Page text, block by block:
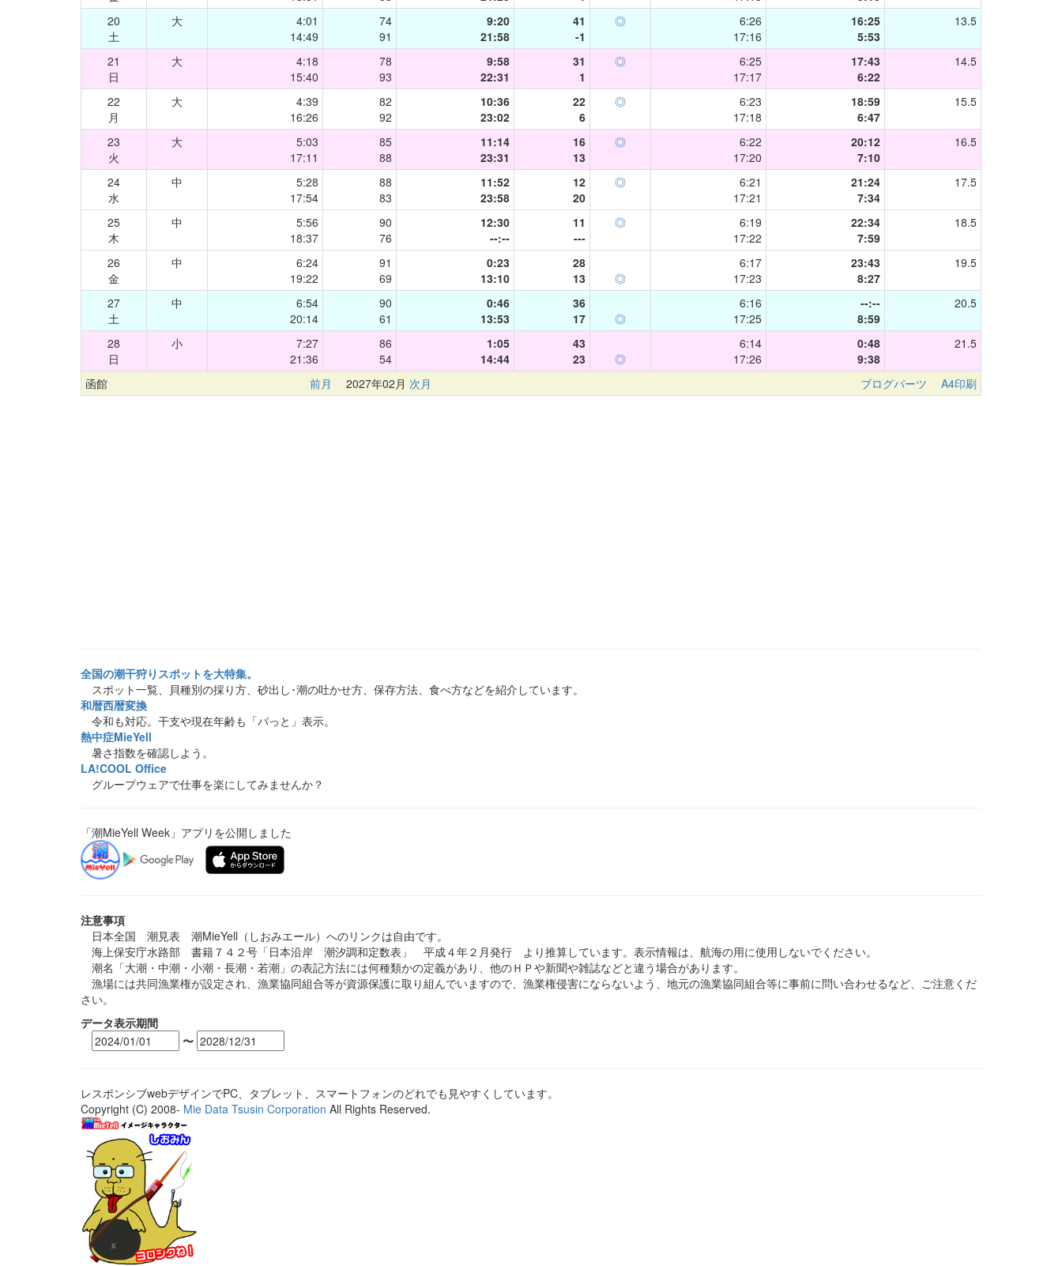
20
土
大
4:01
14:49
74
91
9:20
21:58
41
-1
◎
6:26
17:16
16:25
5:53
13.5
21
日
大
4:18
15:40
78
93
9:58
22:31
31
1
◎
6:25
17:17
17:43
6:22
14.5
22
月
大
4:39
16:26
82
92
10:36
23:02
22
6
◎
6:23
17:18
18:59
6:47
15.5
23
火
大
5:03
17:11
85
88
11:14
23:31
16
13
◎
6:22
17:20
20:12
7:10
16.5
24
水
中
5:28
17:54
88
83
11:52
23:58
12
20
◎
6:21
17:21
21:24
7:34
17.5
25
木
中
5:56
18:37
90
76
12:30
--:--
11
---
◎
6:19
17:22
22:34
7:59
18.5
26
金
中
6:24
19:22
91
69
0:23
13:10
28
13
◎
6:17
17:23
23:43
8:27
19.5
27
土
中
6:54
20:14
90
61
0:46
13:53
36
17
◎
6:16
17:25
--:--
8:59
20.5
28
日
小
7:27
21:36
86
54
1:05
14:44
43
23
◎
6:14
17:26
0:48
9:38
21.5
函館 前月 2027年02月 次月 ブログパーツ A4印刷
全国の潮干狩りスポットを大特集。
スポット一覧、貝種別の採り方、砂出し･潮の吐かせ方、保存方法、食べ方などを紹介しています。
和暦西暦変換
令和も対応。干支や現在年齢も「パっと」表示。
熱中症MieYell
暑さ指数を確認しよう。
LA!COOL Office
グループウェアで仕事を楽にしてみませんか？
「潮MieYell Week」アプリを公開しました
注意事項
日本全国 潮見表 潮MieYell（しおみエール）へのリンクは自由です。
海上保安庁水路部 書籍７４２号「日本沿岸 潮汐調和定数表」 平成４年２月発行 より推算しています。表示情報は、航海の用に使用しないでください。
潮名「大潮・中潮・小潮・長潮・若潮」の表記方法には何種類かの定義があり、他のＨＰや新聞や雑誌などと違う場合があります。
漁場には共同漁業権が設定され、漁業協同組合等が資源保護に取り組んでいますので、漁業権侵害にならないよう、地元の漁業協同組合等に事前に問い合わせるなど、ご注意くだ
さい。
データ表示期間
〜
レスポンシブwebデザインでPC、タブレット、スマートフォンのどれでも見やすくしています。
Copyright (C) 2008- Mie Data Tsusin Corporation All Rights Reserved.